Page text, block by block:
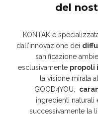
del
KONTAK è
dall’innovazione dei
sanificazione
esclusivamente propoli
la visione mirata
GOOD4YOU,
ingredienti
successivamente la